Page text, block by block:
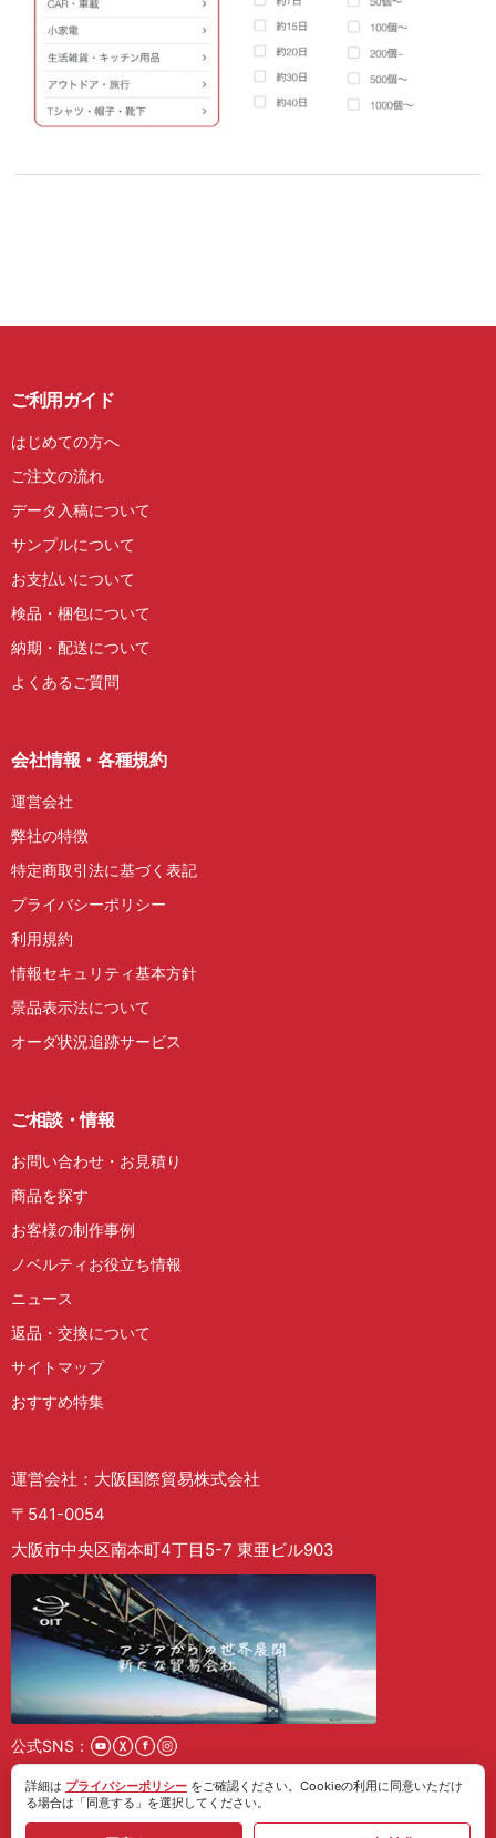
ご利用ガイド
はじめての方へ
ご注文の流れ
データ入稿について
サンプルについて
お支払いについて
検品・梱包について
納期・配送について
よくあるご質問
会社情報・各種規約
運営会社
弊社の特徴
特定商取引法に基づく表記
プライバシーポリシー
利用規約
情報セキュリティ基本方針
景品表示法について
オーダ状況追跡サービス
ご相談・情報
お問い合わせ・お見積り
商品を探す
お客様の制作事例
ノベルティお役立ち情報
ニュース
返品・交換について
サイトマップ
おすすめ特集
運営会社：大阪国際貿易株式会社
〒541-0054
大阪市中央区南本町4丁目5-7 東亜ビル903
公式SNS：
採用情報
詳細は プライバシーポリシー をご確認ください。Cookieの利用に同意いただけ
る場合は「同意する」を選択してください。